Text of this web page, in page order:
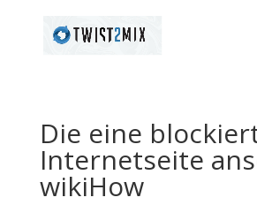
Die eine
Internetseite
wikiHow